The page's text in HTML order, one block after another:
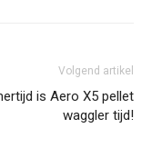
Volgend artikel
is Aero X5 pellet
waggler tijd!